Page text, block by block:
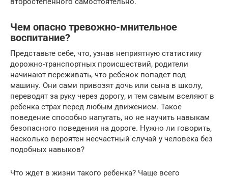
Чем опасно тревожно-мнительное
воспитание?
Представьте себе, что, узнав неприятную статистику
дорожно-транспортных происшествий, родители
начинают переживать, что ребенок попадет под
машину. Они сами привозят дочь или сына в школу,
переводят за руку через дорогу, и тем самым вселяют в
ребенка страх перед любым движением. Такое
поведение способно напугать, но не научить навыкам
безопасного поведения на дороге. Нужно ли говорить,
насколько вероятен несчастный случай у человека без
подобных навыков?
Что ждет в жизни такого ребенка? Чаще всего